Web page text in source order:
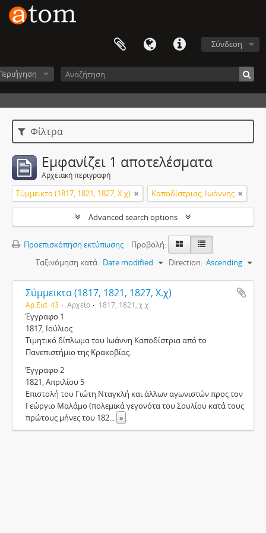
Σύνδεση
Φίλτρα
Εμφανίζει 1 αποτελέσματα
Αρχειακή περιγραφή
Σύμμεικτα (1817, 1821, 1827, Χ.χ) Καποδίστριας, Ιωάννης
Advanced search options
Προεπισκόπηση εκτύπωσης
Προβολή:
Ταξινόμηση κατά: Date modified Direction: Ascending
Σύμμεικτα (1817, 1821, 1827, Χ.χ)
Αρ.Εισ. 43 Αρχείο 1817, 1821, χ.χ.
Έγγραφο 1
1817, Ιούλιος
Τιμητικό δίπλωμα του Ιωάννη Καποδίστρια από το
Πανεπιστήμιο της Κρακοβίας.
Έγγραφο 2
1821, Απριλίου 5
Επιστολή του Γιώτη Νταγκλή και άλλων αγωνιστών προς τον
Γεώργιο Μαλάμο (πολεμικά γεγονότα του Σουλίου κατά τους
πρώτους μήνες του 182... »